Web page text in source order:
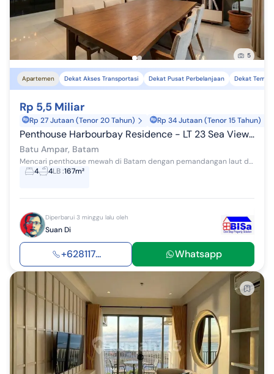
5
Apartemen Dekat Akses Transportasi Dekat Pusat Perbelanjaan Dekat
Rp 5,5 Miliar
Rp 27 Jutaan (Tenor 20 Tahun) Rp 34 Jutaan (Tenor 15 Tahun)
Penthouse Harbourbay Residence - LT 23 Sea View - Batam
Batu Ampar, Batam
Mencari penthouse mewah di Batam dengan pemandangan laut dan lokasi premium? Penthouse HarbourBay Residence menawarkan hunian eksklusif di lantai...
4
4LB:167m²
Diperbarui 3 minggu lalu oleh
Suan Di
+628117... Whatsapp